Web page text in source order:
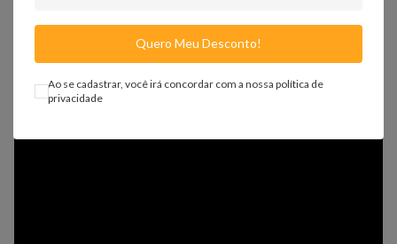
Quero Meu Desconto!
Ao se cadastrar, você irá concordar com a nossapolítica de
privacidade